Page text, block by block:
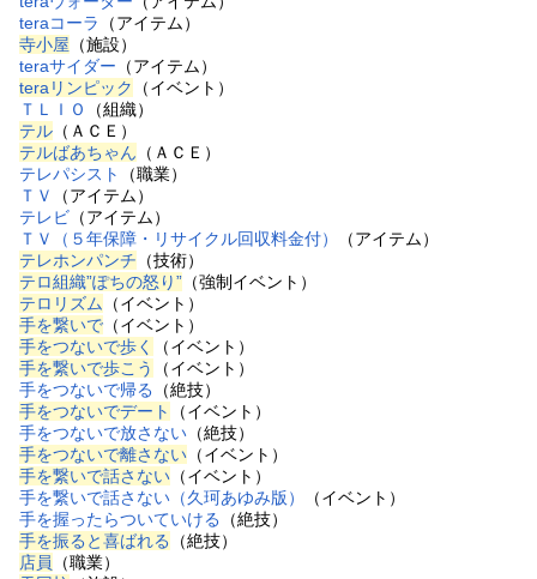
teraコーラ
（アイテム）
寺小屋 （施設）
teraサイダー （アイテム）
teraリンピック
（イベント）
ＴＬＩＯ
（組織）
テル （ＡＣＥ）
テルばあちゃん （ＡＣＥ）
テレパシスト
（職業）
ＴＶ
（アイテム）
テレビ （アイテム）
ＴＶ（５年保障・リサイクル回収料金付）
（アイテム）
テレホンパンチ （技術）
テロ組織”ぽちの怒り” （強制イベント）
テロリズム （イベント）
手を繋いで （イベント）
手をつないで歩く
（イベント）
手を繋いで歩こう
（イベント）
手をつないで帰る
（絶技）
手をつないでデート
（イベント）
手をつないで放さない （絶技）
手をつないで離さない （イベント）
手を繋いで話さない （イベント）
手を繋いで話さない（久珂あゆみ版）
（イベント）
手を握ったらついていける
（絶技）
手を振ると喜ばれる
（絶技）
店員
（職業）